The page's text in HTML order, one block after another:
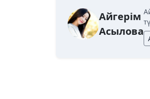
Айгерім
Асылова